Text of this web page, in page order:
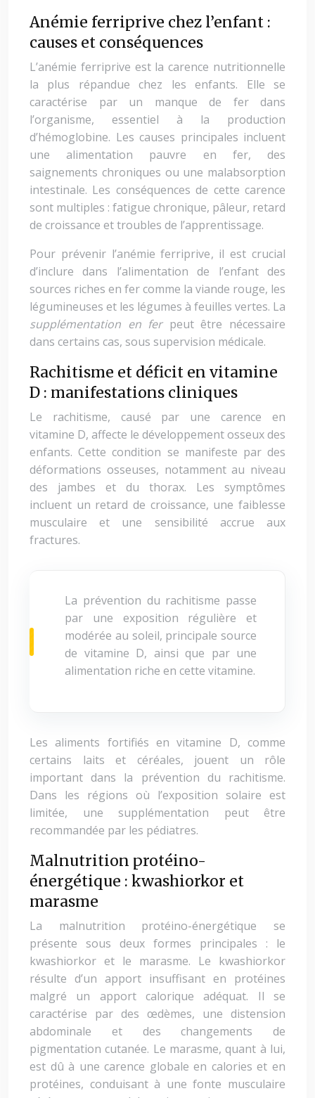
Anémie ferriprive chez l’enfant :
causes et conséquences
L’anémie ferriprive est la carence nutritionnelle
la plus répandue chez les enfants. Elle se
caractérise par un manque de fer dans
l’organisme, essentiel à la production
d’hémoglobine. Les causes principales incluent
une alimentation pauvre en fer, des
saignements chroniques ou une malabsorption
intestinale. Les conséquences de cette carence
sont multiples : fatigue chronique, pâleur, retard
de croissance et troubles de l’apprentissage.
Pour prévenir l’anémie ferriprive, il est crucial
d’inclure dans l’alimentation de l’enfant des
sources riches en fer comme la viande rouge, les
légumineuses et les légumes à feuilles vertes. La
supplémentation en fer peut être nécessaire
dans certains cas, sous supervision médicale.
Rachitisme et déficit en vitamine
D : manifestations cliniques
Le rachitisme, causé par une carence en
vitamine D, affecte le développement osseux des
enfants. Cette condition se manifeste par des
déformations osseuses, notamment au niveau
des jambes et du thorax. Les symptômes
incluent un retard de croissance, une faiblesse
musculaire et une sensibilité accrue aux
fractures.
La prévention du rachitisme passe
par une exposition régulière et
modérée au soleil, principale source
de vitamine D, ainsi que par une
alimentation riche en cette vitamine.
Les aliments fortifiés en vitamine D, comme
certains laits et céréales, jouent un rôle
important dans la prévention du rachitisme.
Dans les régions où l’exposition solaire est
limitée, une supplémentation peut être
recommandée par les pédiatres.
Malnutrition protéino-
énergétique : kwashiorkor et
marasme
La malnutrition protéino-énergétique se
présente sous deux formes principales : le
kwashiorkor et le marasme. Le kwashiorkor
résulte d’un apport insuffisant en protéines
malgré un apport calorique adéquat. Il se
caractérise par des œdèmes, une distension
abdominale et des changements de
pigmentation cutanée. Le marasme, quant à lui,
est dû à une carence globale en calories et en
protéines, conduisant à une fonte musculaire